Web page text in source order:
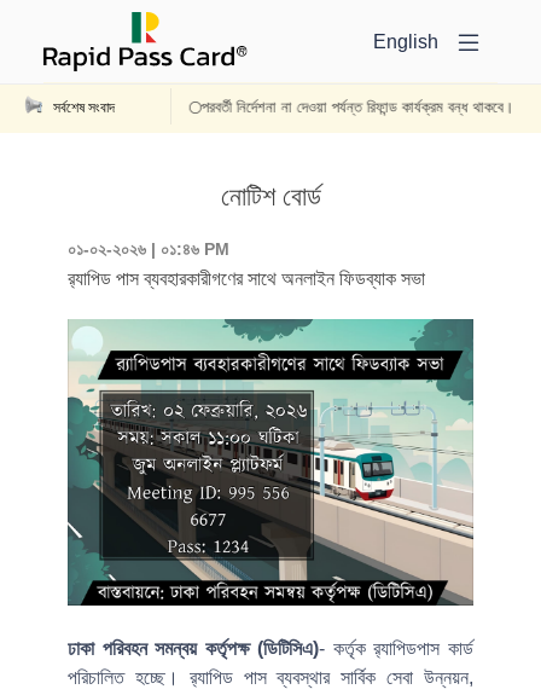
English
সর্বশেষ সংবাদ পরবর্তী নির্দেশনা না দেওয়া পর্যন্ত রিফান্ড কার্যক্রম বন্ধ থাকবে।
নোটিশ বোর্ড
০১-০২-২০২৬ | ০১:৪৬ PM
র‍্যাপিড পাস ব্যবহারকারীগণের সাথে অনলাইন ফিডব্যাক সভা
ঢাকা পরিবহন সমন্বয় কর্তৃপক্ষ (ডিটিসিএ)- কর্তৃক র‍্যাপিডপাস কার্ড
পরিচালিত হচ্ছে। র‍্যাপিড পাস ব্যবস্থার সার্বিক সেবা উন্নয়ন,